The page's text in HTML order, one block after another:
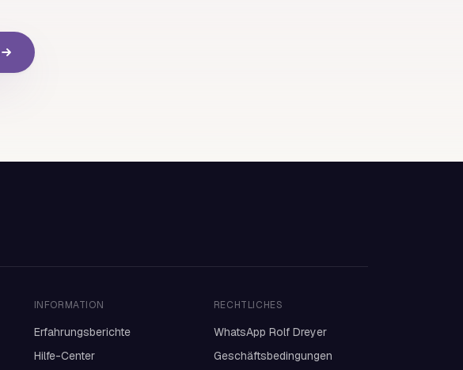
INFORMATION
Erfahrungsberichte
Hilfe-Center
RECHTLICHES
WhatsApp Rolf Dreyer
Geschäftsbedingungen